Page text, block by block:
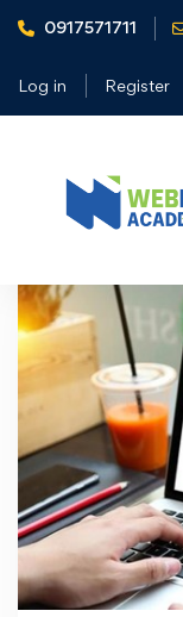
0917571711
Log in Register
Home MISA ASP